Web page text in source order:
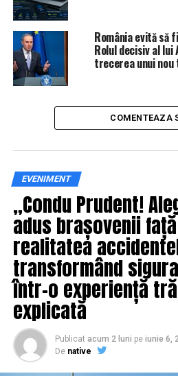
LEGE nr. 182 din 12 aprilie 2002
informaţiilor clasificate
Art. 32
România evită să
Rolul decisiv al lui
trecerea unui
COMENTEAZA
EVENIMENT
„Condu Prudent!
adus brașovenii
realitatea
transformând
într-o experiență
explicată
Publicat acum 2 luni pe iunie 6,
De native